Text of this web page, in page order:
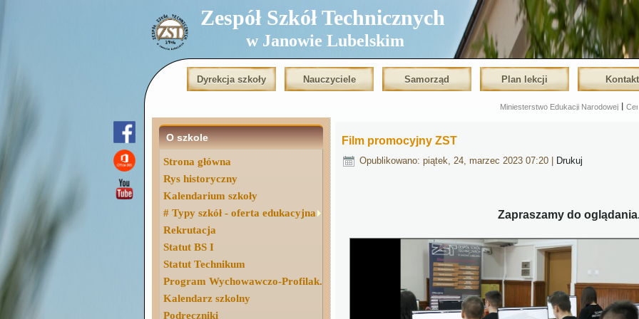
Zespół Szkół Technicznych
w Janowie Lubelskim
Dyrekcja szkoły Nauczyciele Samorząd Plan lekcji Kontakt
Miniesterstwo Edukacji Narodowej|Centralna
O szkole
Strona główna
Rys historyczny
Kalendarium szkoły
# Typy szkół - oferta edukacyjna
Rekrutacja
Statut BS I
Statut Technikum
Program Wychowawczo-Profilak.
Kalendarz szkolny
Podręczniki
Film promocyjny ZST
Opublikowano: piątek, 24, marzec 2023 07:20 Drukuj
Zapraszamy do